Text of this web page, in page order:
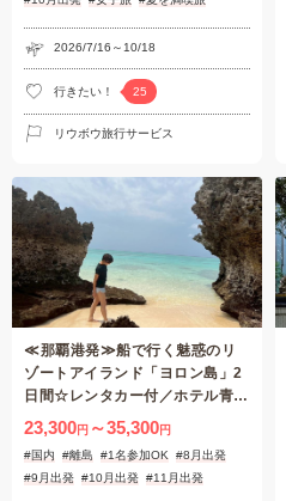
2026/7/16～10/18
行きたい！ 25
リウボウ旅行サービス
≪那覇港発≫船で行く魅惑のリ
ゾートアイランド「ヨロン島」2
日間☆レンタカー付／ホテル青海
荘～コバルトブルーの海に浮かぶ
１個の真珠～【鹿児島・与論島】
23,300円 ～35,300円
#国内
#離島 #1名参加OK #8月出発
#9月出発 #10月出発 #11月出発